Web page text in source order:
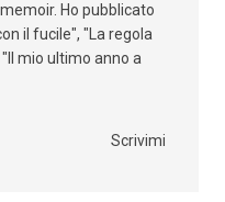
Ho pubblicato
il fucile", "La regola
"Il mio ultimo anno a
Scrivimi